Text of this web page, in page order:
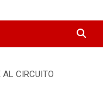
AL CIRCUITO